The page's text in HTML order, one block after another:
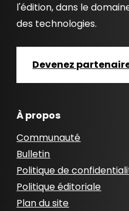
l'édition, dans le
des technologies.
Devenez
À propos
Communauté
Bulletin
Politique de
Politique éditoriale
Plan du site